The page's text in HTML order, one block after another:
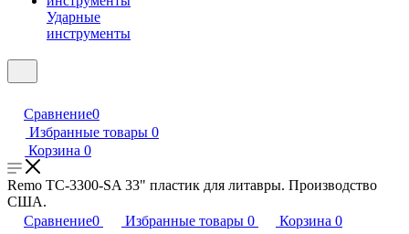
Ударные
инструменты
Сравнение0
Избранные товары 0
Корзина 0
Remo TC-3300-SA 33" пластик для литавры. Производство
США.
Сравнение0 Избранные товары 0 Корзина 0